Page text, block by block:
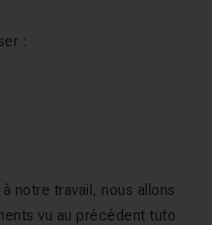
:
notre travail, nous allons
vu au précédent tuto